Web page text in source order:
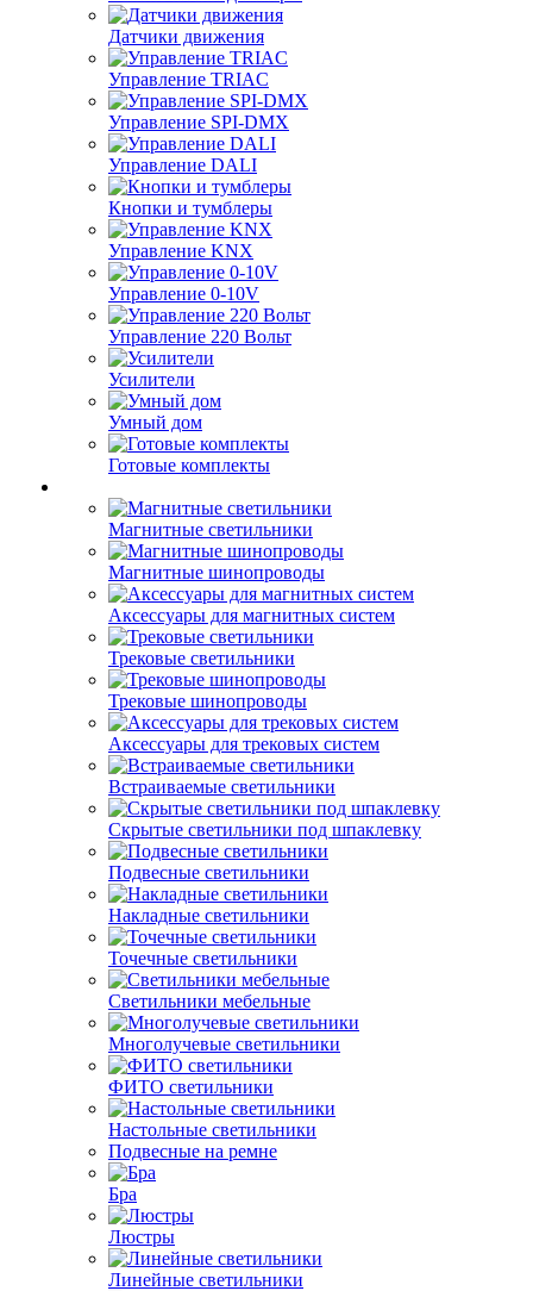
Датчики движения
Управление TRIAC
Управление SPI-DMX
Управление DALI
Кнопки и тумблеры
Управление KNX
Управление 0-10V
Управление 220 Вольт
Усилители
Умный дом
Готовые комплекты
Магнитные светильники
Магнитные шинопроводы
Аксессуары для магнитных систем
Трековые светильники
Трековые шинопроводы
Аксессуары для трековых систем
Встраиваемые светильники
Скрытые светильники под шпаклевку
Подвесные светильники
Накладные светильники
Точечные светильники
Светильники мебельные
Многолучевые светильники
ФИТО светильники
Настольные светильники
Подвесные на ремне
Бра
Люстры
Линейные светильники